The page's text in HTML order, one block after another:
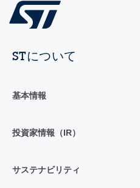
STについて
基本情報
投資家情報（IR）
サステナビリティ